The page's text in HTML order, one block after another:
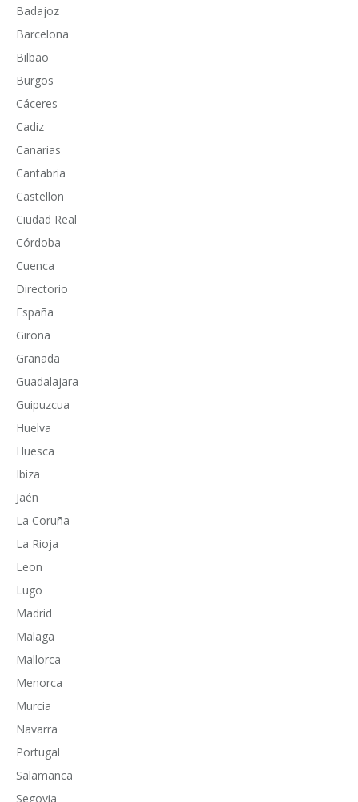
Badajoz
Barcelona
Bilbao
Burgos
Cáceres
Cadiz
Canarias
Cantabria
Castellon
Ciudad Real
Córdoba
Cuenca
Directorio
España
Girona
Granada
Guadalajara
Guipuzcua
Huelva
Huesca
Ibiza
Jaén
La Coruña
La Rioja
Leon
Lugo
Madrid
Malaga
Mallorca
Menorca
Murcia
Navarra
Portugal
Salamanca
Segovia